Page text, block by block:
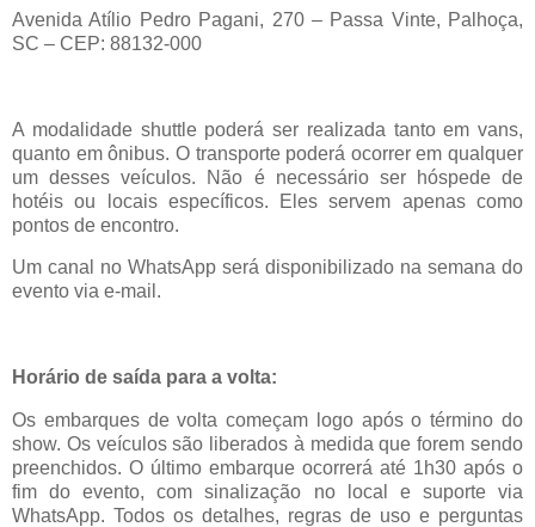
Avenida Atílio Pedro Pagani, 270 – Passa Vinte, Palhoça,
SC – CEP: 88132-000
A modalidade shuttlepoderá ser realizada tanto em vans,
quanto em ônibus. O transporte poderá ocorrer em qualquer
um desses veículos. Não é necessário ser hóspede de
hotéis ou locais específicos. Eles servem apenas como
pontos de encontro.
Um canal no WhatsApp será disponibilizado na semana do
evento via e-mail.
Horário de saída para a volta:
Os embarques de volta começam logo após o término do
show. Os veículos são liberados à medida que forem sendo
preenchidos. O último embarque ocorrerá até 1h30 após o
fim do evento, com sinalização no local e suporte via
WhatsApp. Todos os detalhes, regras de uso e perguntas